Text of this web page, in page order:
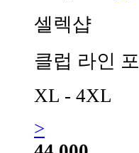
셀렉샵
클럽 라인
XL - 4XL
>